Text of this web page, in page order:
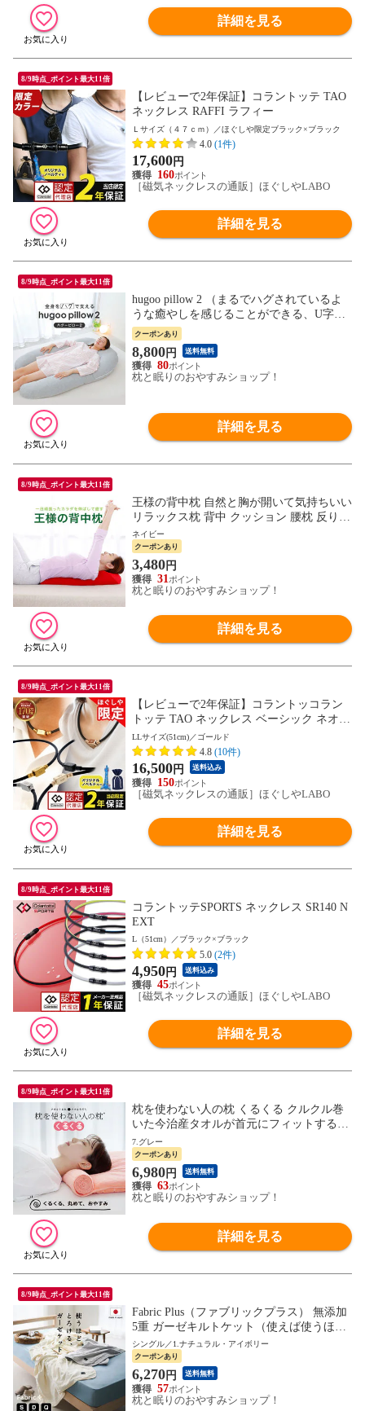
詳細を見る
8/9時点_ポイント最大11倍
【レビューで2年保証】コラントッテ TAO
ネックレス RAFFI ラフィー
Ｌサイズ（４７ｃｍ）／ほぐしや限定ブラック×ブラック
4.0 (1件)
17,600円
160
［磁気ネックレスの通販］ほぐしやLABO
詳細を見る
8/9時点_ポイント最大11倍
hugoo pillow 2 （まるでハグされているよ
うな癒やしを感じることができる、U字型
の抱き枕） ハグーピロー2
クーポンあり
8,800円 送料無料
80
枕と眠りのおやすみショップ！
詳細を見る
8/9時点_ポイント最大11倍
王様の背中枕 自然と胸が開いて気持ちいい
リラックス枕 背中 クッション 腰枕 反り腰
平背 巻き肩 猫背 スマホ首 背中伸ばし 肩
肩甲骨 姿勢 矯正 健康 寝ながら エクササ
イズ ポール 胸を開く まくら グッズ ビー
ズ 整体
ネイビー
クーポンあり
3,480円
31
枕と眠りのおやすみショップ！
詳細を見る
8/9時点_ポイント最大11倍
【レビューで2年保証】コラントッコラン
トッテ TAO ネックレス ベーシック ネオ
当店限定
LLサイズ(51cm)／ゴールド
4.8 (10件)
16,500円 送料込み
150
［磁気ネックレスの通販］ほぐしやLABO
詳細を見る
8/9時点_ポイント最大11倍
コラントッテSPORTS ネックレス SR140 N
EXT
L（51cm）／ブラック×ブラック
5.0 (2件)
4,950円 送料込み
45
［磁気ネックレスの通販］ほぐしやLABO
詳細を見る
8/9時点_ポイント最大11倍
枕を使わない人の枕 くるくる クルクル巻
いた今治産タオルが首元にフィットする超
低めのタオル枕 クルクル枕 タオル 今治 首
フィット 首元 支える 枕 低め 低い 低めの
枕 プレゼント ギフト おすすめ 人気 タオ
ル枕 まくら 吸水 仰向け
7.グレー
クーポンあり
6,980円 送料無料
63
枕と眠りのおやすみショップ！
詳細を見る
8/9時点_ポイント最大11倍
Fabric Plus（ファブリックプラス） 無添加
5重 ガーゼキルトケット（使えば使うほど
ふんわり柔らかくなるガーゼケット）
シングル／1.ナチュラル・アイボリー
クーポンあり
6,270円 送料無料
57
枕と眠りのおやすみショップ！